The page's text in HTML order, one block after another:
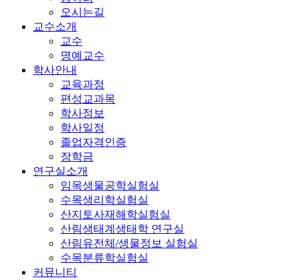
오시는길
교수소개
교수
명예교수
학사안내
교육과정
편성교과목
학사정보
학사일정
졸업자격인증
장학금
연구실소개
임목생물공학실험실
수목생리학실험실
산지토사재해학실험실
산림생태계생태학 연구실
산림유전체/생물정보 실험실
수목분류학실험실
커뮤니티